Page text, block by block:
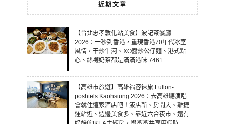
近期文章
【台北忠孝敦化站美食】波記茶餐廳
2026：一秒到香港，重現香港70年代冰室
風情，干炒牛河、XO醬炒公仔麵、港式點
心、絲襪奶茶都是滿滿港味 7461
【高雄市旅遊】高雄福容徠旅 Fullon-
poshtels Kaohsiung 2026：去高雄聽演唱
會就住這家酒店吧！飯店新、房間大、離捷
運站近、週邊美食多、靠近六合夜市、還有
好酷的IKEA主題房，與鯊鯊共享度假時